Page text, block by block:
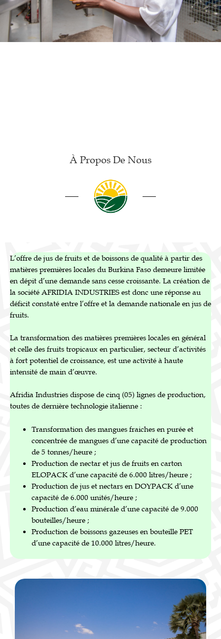
À Propos De Nous
L’offre de jus de fruits et de boissons de qualité à partir des
matières premières locales du Burkina Faso demeure limitée
en dépit d’une demande sans cesse croissante. La création de
la société AFRIDIA INDUSTRIES est donc une réponse au
déficit constaté entre l’offre et la demande nationale en jus de
fruits.
La transformation des matières premières locales en général
et celle des fruits tropicaux en particulier, secteur d’activités
à fort potentiel de croissance, est une activité à haute
intensité de main d’œuvre.
Afridia Industries dispose de cinq (05) lignes de production,
toutes de dernière technologie italienne :
Transformation des mangues fraiches en purée et
concentrée de mangues d’une capacité de production
de 5 tonnes/heure ;
Production de nectar et jus de fruits en carton
ELOPACK d’une capacité de 6.000 litres/heure ;
Production de jus et nectars en DOYPACK d’une
capacité de 6.000 unités/heure ;
Production d’eau minérale d’une capacité de 9.000
bouteilles/heure ;
Production de boissons gazeuses en bouteille PET
d’une capacité de 10.000 litres/heure.